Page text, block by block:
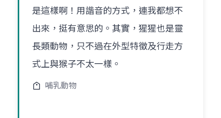
是這樣啊！用諧音的方式，連我都想不
出來，挺有意思的。其實，猩猩也是靈
長類動物，只不過在外型特徵及行走方
式上與猴子不太一樣。
哺乳動物